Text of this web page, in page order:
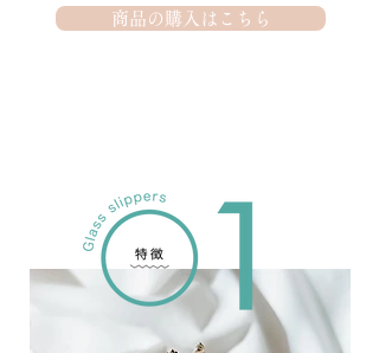
商品の購入はこちら